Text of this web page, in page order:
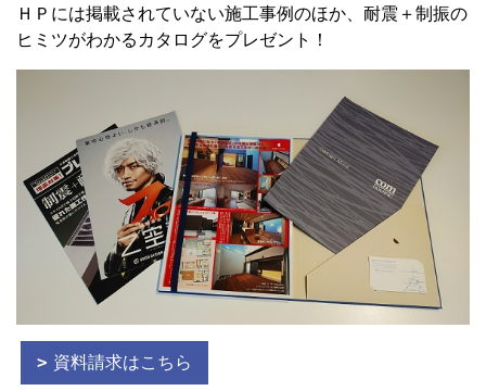
ＨＰには掲載されていない施工事例のほか、耐震＋制振の
ヒミツがわかるカタログをプレゼント！
資料請求はこちら